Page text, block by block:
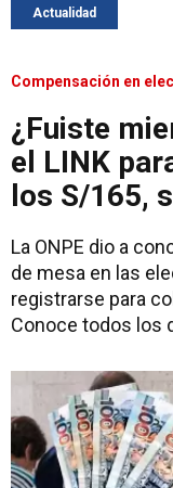
Actualidad
Compensación en
¿Fuiste
el LINK
los S/165,
La ONPE dio a
de mesa en las
registrarse para
Conoce todos los